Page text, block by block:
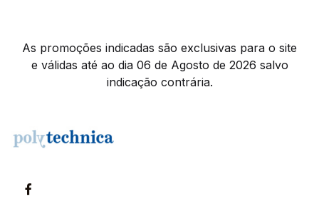
As promoções indicadas são exclusivas para o site
e válidas até ao dia 06 de Agosto de 2026 salvo
indicação contrária.